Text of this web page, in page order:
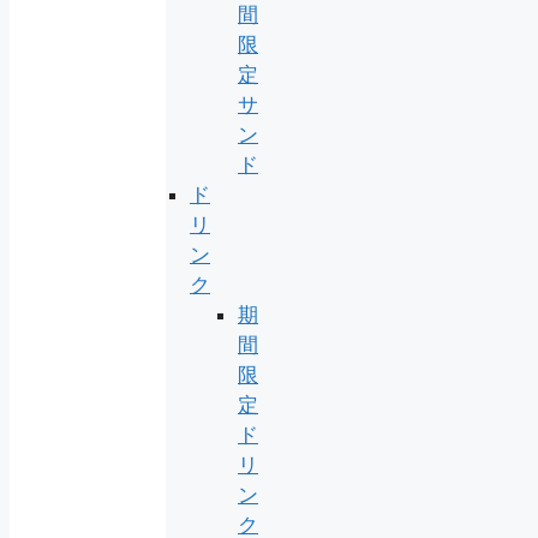
間
限
定
サ
ン
ド
ド
リ
ン
ク
期
間
限
定
ド
リ
ン
ク